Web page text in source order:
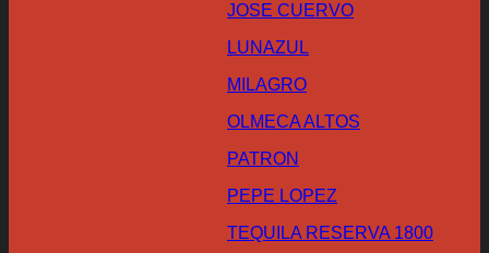
JOSE CUERVO
LUNAZUL
MILAGRO
OLMECA ALTOS
PATRON
PEPE LOPEZ
TEQUILA RESERVA 1800